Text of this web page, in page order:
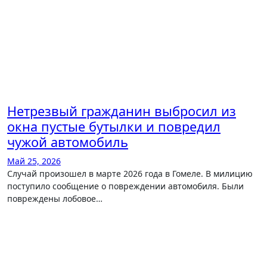
Нетрезвый гражданин выбросил из
окна пустые бутылки и повредил
чужой автомобиль
Май 25, 2026
Случай произошел в марте 2026 года в Гомеле. В милицию
поступило сообщение о повреждении автомобиля. Были
повреждены лобовое…